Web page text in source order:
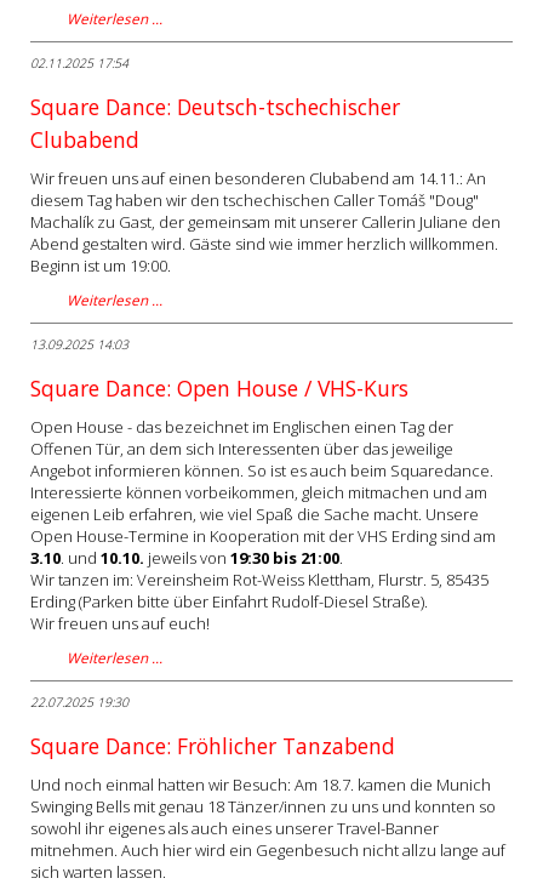
Weiterlesen …
02.11.2025 17:54
Square Dance: Deutsch-tschechischer
Clubabend
Wir freuen uns auf einen besonderen Clubabend am 14.11.: An
diesem Tag haben wir den tschechischen Caller Tomáš "Doug"
Machalík zu Gast, der gemeinsam mit unserer Callerin Juliane den
Abend gestalten wird. Gäste sind wie immer herzlich willkommen.
Beginn ist um 19:00.
Weiterlesen …
13.09.2025 14:03
Square Dance: Open House / VHS-Kurs
Open House - das bezeichnet im Englischen einen Tag der
Offenen Tür, an dem sich Interessenten über das jeweilige
Angebot informieren können. So ist es auch beim Squaredance.
Interessierte können vorbeikommen, gleich mitmachen und am
eigenen Leib erfahren, wie viel Spaß die Sache macht. Unsere
Open House-Termine in Kooperation mit der VHS Erding sind am
3.10. und 10.10. jeweils von 19:30 bis 21:00.
Wir tanzen im: Vereinsheim Rot-Weiss Klettham, Flurstr. 5, 85435
Erding (Parken bitte über Einfahrt Rudolf-Diesel Straße).
Wir freuen uns auf euch!
Weiterlesen …
22.07.2025 19:30
Square Dance: Fröhlicher Tanzabend
Und noch einmal hatten wir Besuch: Am 18.7. kamen die Munich
Swinging Bells mit genau 18 Tänzer/innen zu uns und konnten so
sowohl ihr eigenes als auch eines unserer Travel-Banner
mitnehmen. Auch hier wird ein Gegenbesuch nicht allzu lange auf
sich warten lassen.